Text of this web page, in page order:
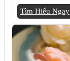
Tìm Hiểu Ngay